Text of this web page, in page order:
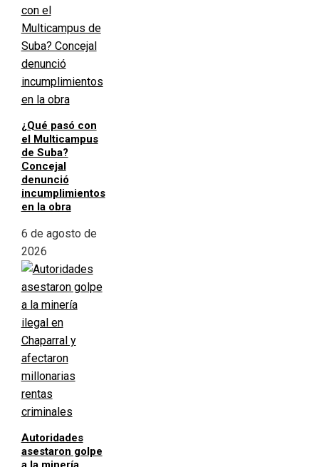
¿Qué pasó con
el Multicampus
de Suba?
Concejal
denunció
incumplimientos
en la obra
6 de agosto de
2026
Autoridades
asestaron golpe